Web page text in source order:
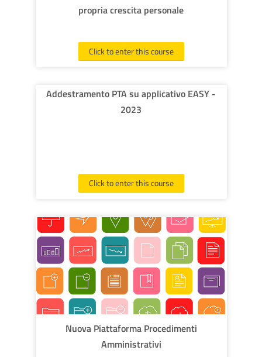
propria crescita personale
Click to enter this course
Addestramento PTA su applicativo EASY -
2023
Click to enter this course
Nuova Piattaforma Procedimenti
Amministrativi